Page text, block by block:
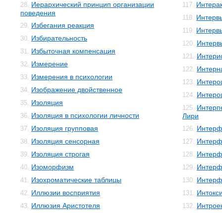
28. Иерархический принцип организации
поведения
29. Избегания реакция
30. Избирательность
31. Избыточная компенсация
32. Измерение
33. Измерения в психологии
34. Изображение двойственное
35. Изоляция
36. Изоляция в психологии личности
37. Изоляция групповая
38. Изоляция сенсорная
39. Изоляция строгая
40. Изоморфизм
41. Изохроматические таблицы
42. Иллюзии восприятия
43. Иллюзия Аристотеля
117.
118.
119.
120.
121.
122.
123.
124.
125.
Лири
126.
127.
128.
129.
130.
131.
132.